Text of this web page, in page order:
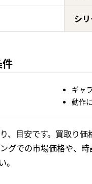
シ
ギャ
動作
目安です。買取り価
グでの市場価格や、